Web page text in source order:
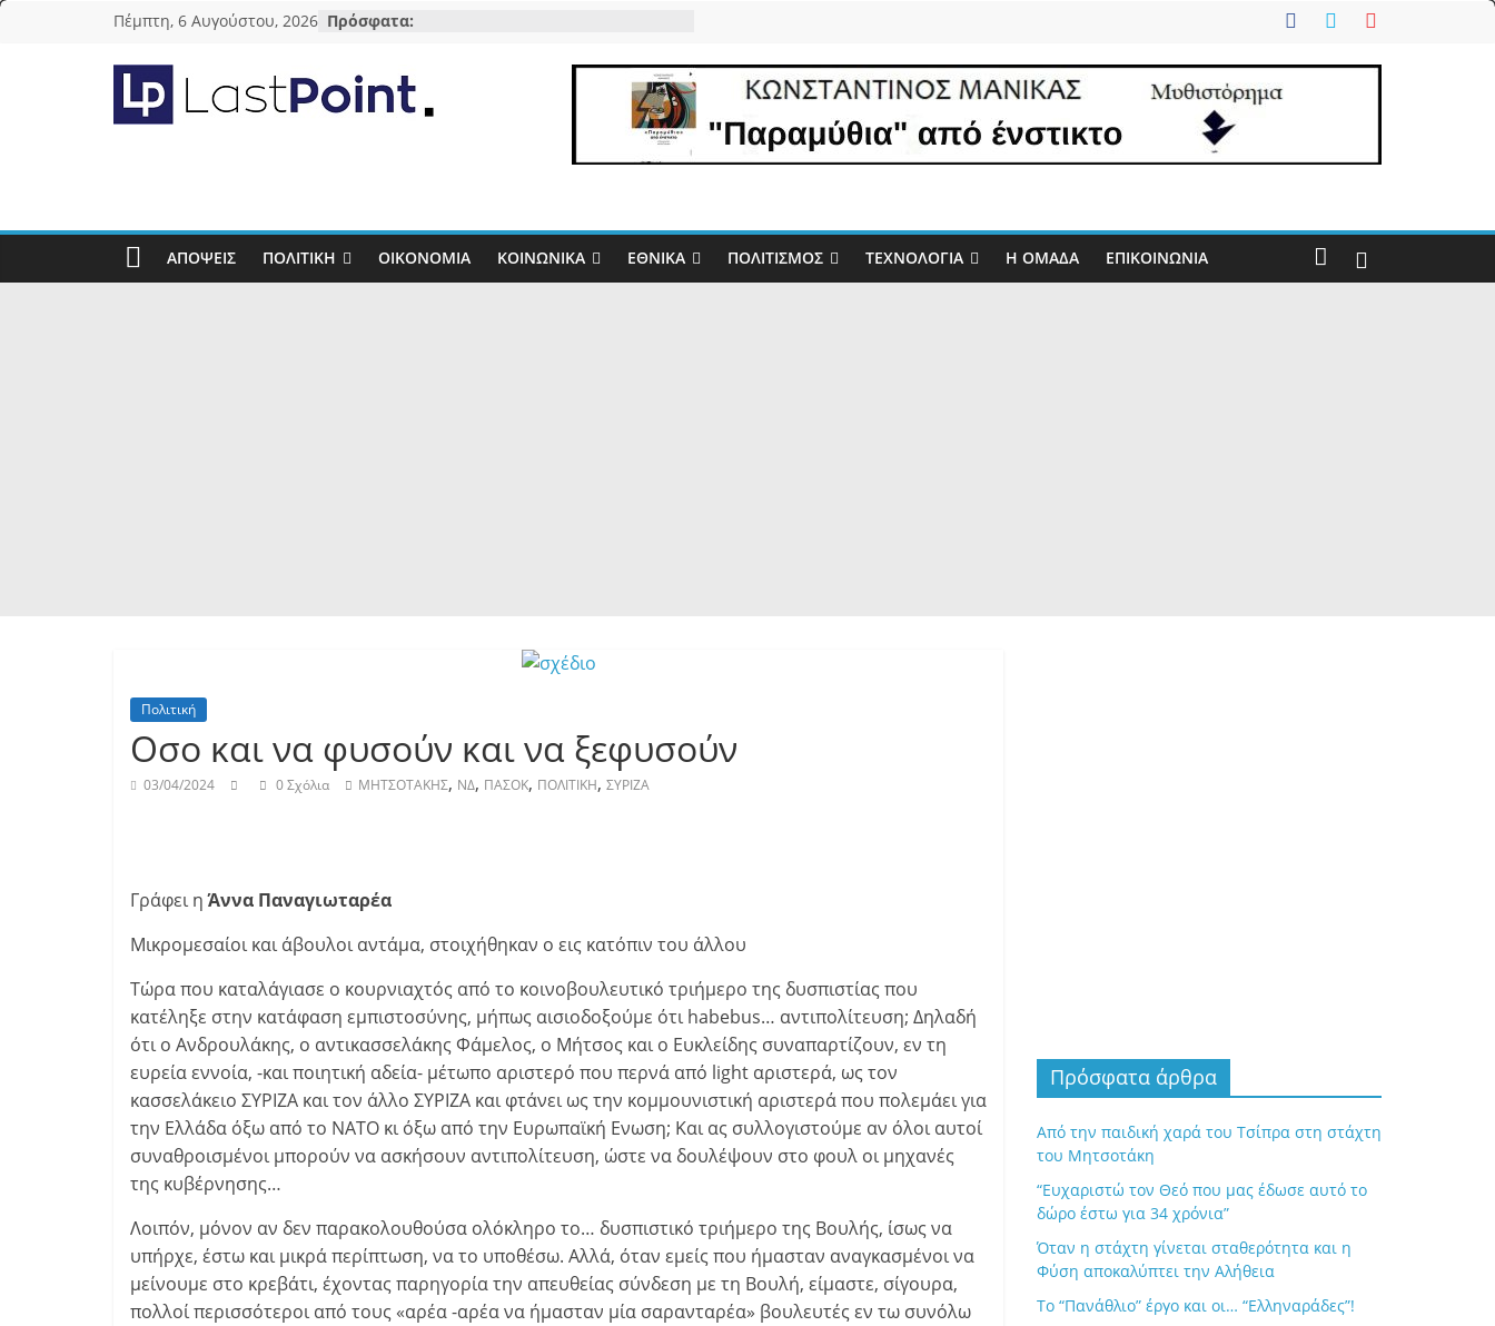
Μετάβαση
Πέμπτη, 6 Αυγούστου, 2026 Πρόσφατα:
lastpoint.gr
τέλους…ΑΠΌΨΕΙΣ ΠΟΛΙΤΙΚΉ ΟΙΚΟΝΟΜΊΑ ΚΟΙΝΩΝΙΚΆ ΕΘΝΙΚΆ ΠΟΛΙΤΙΣΜΌΣ ΤΕΧΝΟΛΟΓΊΑ Η ΟΜΑΔΑ ΕΠΙΚΟΙΝΩΝΊΑ
Πολιτική
Οσο και να φυσούν και να ξεφυσούν
03/04/2024 0 Σχόλια ΜΗΤΣΟΤΑΚΗΣ, ΝΔ, ΠΑΣΟΚ, ΠΟΛΙΤΙΚΗ, ΣΥΡΙΖΑ
Γράφει ηΆννα Παναγιωταρέα
Μικρομεσαίοι και άβουλοι αντάμα, στοιχήθηκαν ο εις κατόπιν του άλλου
Τώρα που καταλάγιασε ο κουρνιαχτός από το κοινοβουλευτικό τριήμερο της δυσπιστίας που
κατέληξε στην κατάφαση εμπιστοσύνης, μήπως αισιοδοξούμε ότι habebus… αντιπολίτευση; Δηλαδή
ότι ο Ανδρουλάκης, ο αντικασσελάκης Φάμελος, ο Μήτσος και ο Ευκλείδης συναπαρτίζουν, εν τη
ευρεία εννοία, -και ποιητική αδεία- μέτωπο αριστερό που περνά από light αριστερά, ως τον
κασσελάκειο ΣΥΡΙΖΑ και τον άλλο ΣΥΡΙΖΑ και φτάνει ως την κομμουνιστική αριστερά που πολεμάει για
την Ελλάδα όξω από το ΝΑΤΟ κι όξω από την Ευρωπαϊκή Ενωση; Και ας συλλογιστούμε αν όλοι αυτοί
συναθροισμένοι μπορούν να ασκήσουν αντιπολίτευση, ώστε να δουλέψουν στο φουλ οι μηχανές
της κυβέρνησης…
Λοιπόν, μόνον αν δεν παρακολουθούσα ολόκληρο το… δυσπιστικό τριήμερο της Βουλής, ίσως να
υπήρχε, έστω και μικρά περίπτωση, να το υποθέσω. Αλλά, όταν εμείς που ήμασταν αναγκασμένοι να
μείνουμε στο κρεβάτι, έχοντας παρηγορία την απευθείας σύνδεση με τη Βουλή, είμαστε, σίγουρα,
πολλοί περισσότεροι από τους «αρέα -αρέα να ήμασταν μία σαρανταρέα» βουλευτές εν τω συνόλω
Πρόσφατα άρθρα
Από την παιδική χαρά του Τσίπρα στη στάχτη
του Μητσοτάκη
“Ευχαριστώ τον Θεό που μας έδωσε αυτό το
δώρο έστω για 34 χρόνια”
Όταν η στάχτη γίνεται σταθερότητα και η
Φύση αποκαλύπτει την Αλήθεια
Το “Πανάθλιο” έργο και οι… “Ελληναράδες”!